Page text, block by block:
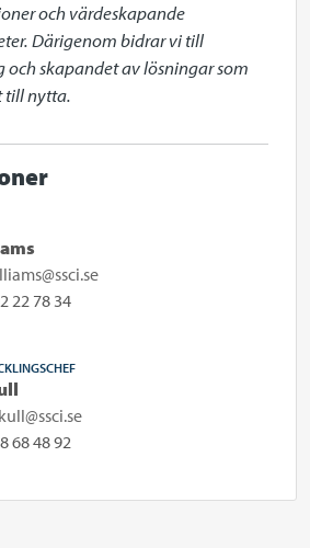
och värdeskapande
Därigenom bidrar vi till
skapandet av lösningar som
till nytta.
22 78 34
68 48 92